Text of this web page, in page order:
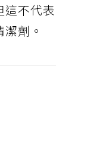
這不代表
劑。